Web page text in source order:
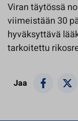
Viran täytössä
viimeistään 30
hyväksyttävä
tarkoitettu
Jaa